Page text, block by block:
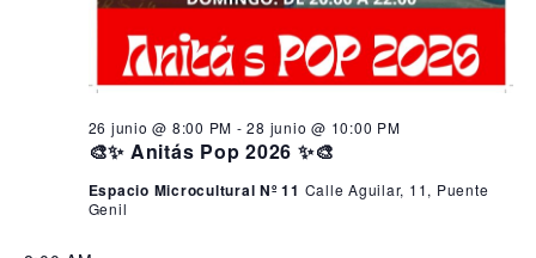
🎨✨ Anitás Pop 2026 ✨🎨
26 junio @ 8:00 PM -28 junio @ 10:00 PM
Espacio Microcultural Nº 11 Calle Aguilar, 11, Puente
Genil